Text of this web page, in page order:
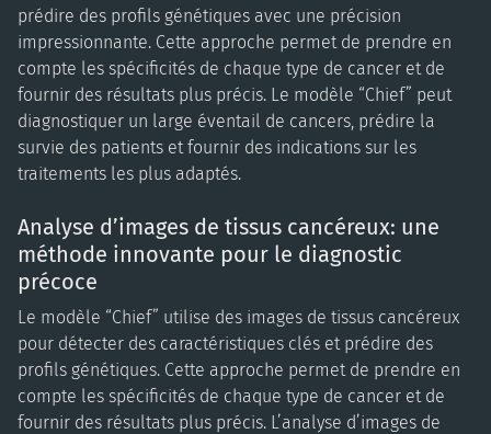
prédire des profils génétiques avec une précision
impressionnante. Cette approche permet de prendre en
compte les spécificités de chaque type de cancer et de
fournir des résultats plus précis. Le modèle “Chief” peut
diagnostiquer un large éventail de cancers, prédire la
survie des patients et fournir des indications sur les
traitements les plus adaptés.
Analyse d’images de tissus cancéreux: une
méthode innovante pour le diagnostic
précoce
Le modèle “Chief” utilise des images de tissus cancéreux
pour détecter des caractéristiques clés et prédire des
profils génétiques. Cette approche permet de prendre en
compte les spécificités de chaque type de cancer et de
fournir des résultats plus précis. L’analyse d’images de